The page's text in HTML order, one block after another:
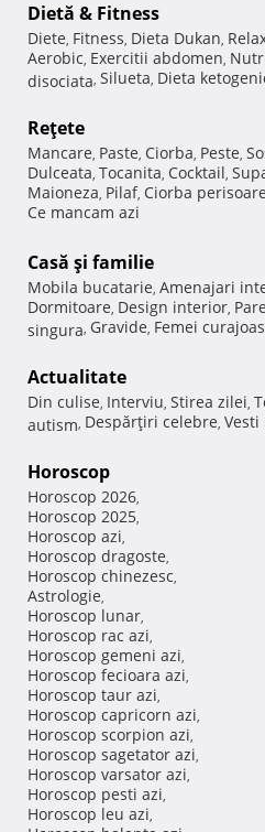
Dietă & Fitness
Diete, Fitness, Dieta Dukan,
Aerobic, Exercitii abdomen,
disociata, Silueta, Dieta
Reţete
Mancare, Paste, Ciorba, Peste,
Dulceata, Tocanita, Cocktail,
Maioneza, Pilaf, Ciorba perisoare
Ce mancam azi
Casă şi familie
Mobila bucatarie, Amenajari
Dormitoare, Design interior,
singura, Gravide, Femei
Actualitate
Din culise, Interviu, Stirea zilei,
autism, Despărţiri celebre, Vesti
Horoscop
Horoscop 2026,
Horoscop 2025,
Horoscop azi,
Horoscop dragoste,
Horoscop chinezesc,
Astrologie,
Horoscop lunar,
Horoscop rac azi,
Horoscop gemeni azi,
Horoscop fecioara azi,
Horoscop taur azi,
Horoscop capricorn azi,
Horoscop scorpion azi,
Horoscop sagetator azi,
Horoscop varsator azi,
Horoscop pesti azi,
Horoscop leu azi,